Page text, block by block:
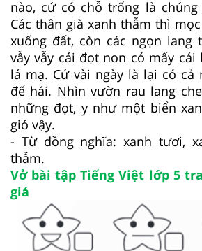
nào, cứ có chỗ trống là
Các thân già xanh thẫm thì
xuống đất, còn các ngọn lang
vẫy vẫy cái đọt non có mấy cái
lá mạ. Cứ vài ngày là lại có
để hái. Nhìn vườn rau lang
những đọt, y như một biển
gió vậy.
- Từ đồng nghĩa: xanh tươi,
thẫm.
Vở bài tập Tiếng Việt lớp 5
giá